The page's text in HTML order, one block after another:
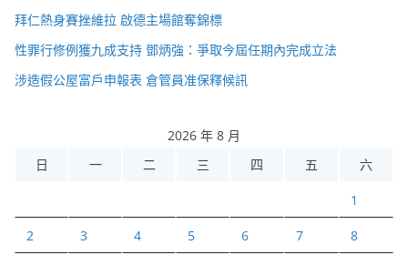
拜仁熱身賽挫維拉 啟德主場館奪錦標
性罪行修例獲九成支持 鄧炳強：爭取今屆任期內完成立法
涉造假公屋富戶申報表 倉管員准保釋候訊
2026 年 8 月
日
一 二 三 四 五 六
1
2 3 4 5 6 7 8